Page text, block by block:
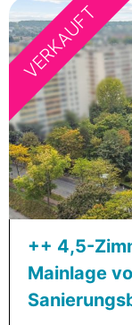
VERKAUFT
++ 4,5-
Mainlage